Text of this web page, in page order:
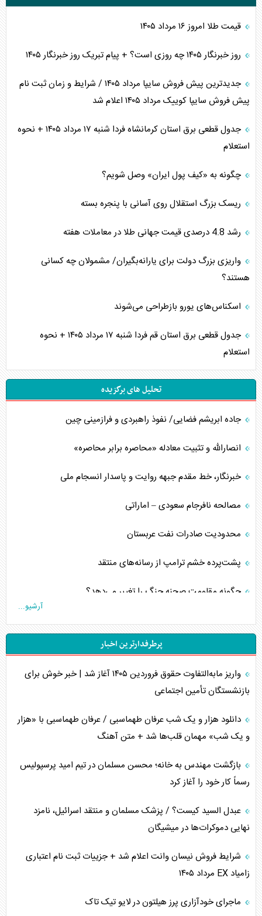
قیمت طلا امروز ۱۶ مرداد ۱۴۰۵
روز خبرنگار ۱۴۰۵ چه روزی است؟ + پیام تبریک روز خبرنگار ۱۴۰۵
جدیدترین پیش فروش سایپا مرداد ۱۴۰۵ / شرایط و زمان ثبت نام
پیش فروش سایپا کوییک مرداد ۱۴۰۵ اعلام شد
جدول قطعی برق استان کرمانشاه فردا شنبه ۱۷ مرداد ۱۴۰۵ + نحوه
استعلام
چگونه به «کیف پول ایران» وصل شویم؟
ریسک بزرگ استقلال روی آسانی با پنجره بسته
رشد 4.8 درصدی قیمت جهانی طلا در معاملات هفته
واریزی بزرگ دولت برای یارانه‌بگیران/ مشمولان چه کسانی
هستند؟
اسکناس‌های یورو بازطراحی می‌شوند
جدول قطعی برق استان قم فردا شنبه ۱۷ مرداد ۱۴۰۵ + نحوه
استعلام
تحلیل های برگزیده
جاده ابریشم فضایی/ نفوذ راهبردی و فرازمینی چین
انصارالله و تثبیت معادله «محاصره برابر محاصره»
خبرنگار، خط مقدم جبهه روایت و پاسدار انسجام ملی
مصالحه نافرجام سعودی – اماراتی
محدودیت صادرات نفت عربستان
پشت‌پرده خشم ترامپ از رسانه‌های منتقد
چگونه مقاومت صحنه جنگ را تغییر می‌دهد؟
تحلیل جامع پدیده تراستی‌ها
تأثیر جنگ ایران و آمریکا بر اقتصاد جهانی
اربعین، کابوس مشترک تل‌آویو-واشنگتن
برنامه هفتم توسعه در نقطه کور سیاستگذاری
کنوانسیون دریای خزر در راستای منافع ملی است؟
اوکراین بازوی مخرب آمریکا در غرب آسیا
اهمیت راهبردی اردن برای آمریکا
پیام، ظرفیت بالفعل‌نشده تجارت ایران
همسویی عربستان با سنتکام علیه متحدان ایران
آرشیو...
پرطرفدارترین اخبار
واریز مابه‌التفاوت حقوق فروردین ۱۴۰۵ آغاز شد | خبر خوش برای
بازنشستگان تأمین اجتماعی
دانلود هزار و یک شب عرفان طهماسبی / عرفان طهماسبی با «هزار
و یک شب» مهمان قلب‌ها شد + متن آهنگ
بازگشت مهندس به خانه؛ محسن مسلمان در تیم امید پرسپولیس
رسماً کار خود را آغاز کرد
عبدل السید کیست؟ / پزشک مسلمان و منتقد اسرائیل، نامزد
نهایی دموکرات‌ها در میشیگان
شرایط فروش نیسان وانت اعلام شد + جزییات ثبت نام اعتباری
زامیاد EX مرداد ۱۴۰۵
ماجرای خودآزاری پرز هیلتون در لایو تیک تاک